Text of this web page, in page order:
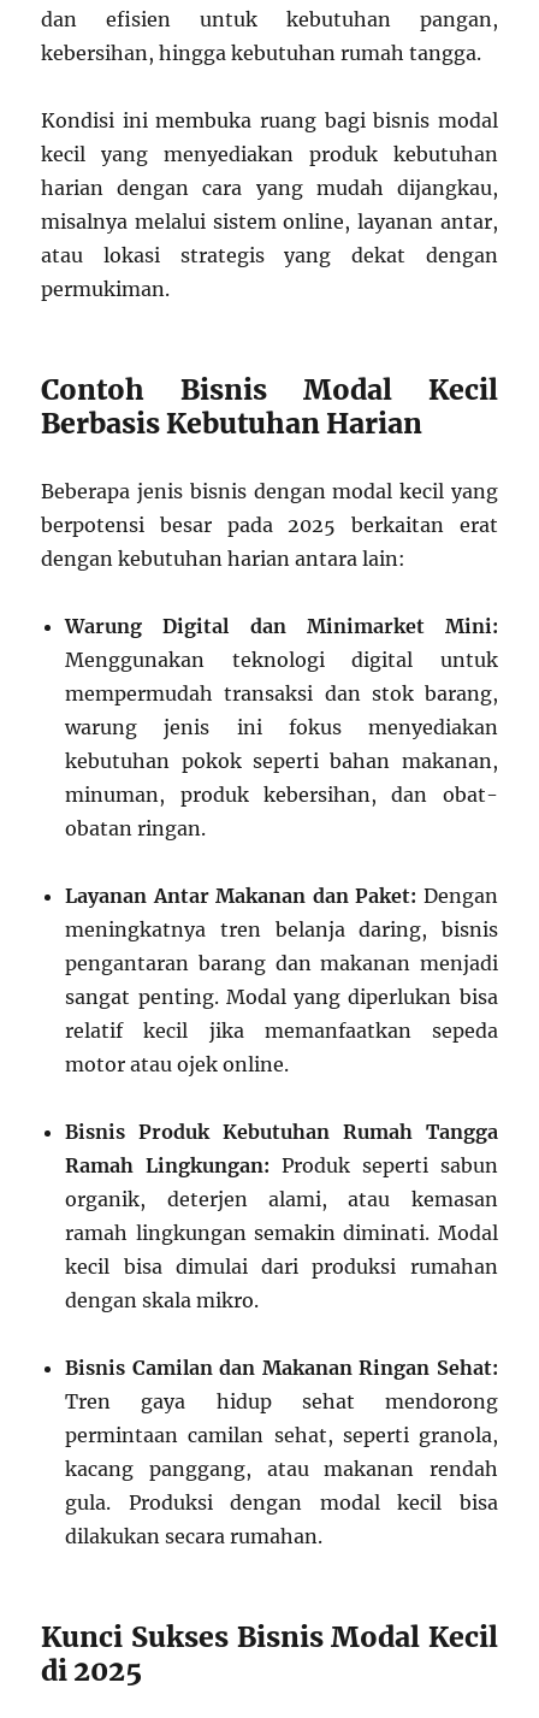
dan efisien untuk kebutuhan pangan,
kebersihan, hingga kebutuhan rumah tangga.
Kondisi ini membuka ruang bagi bisnis modal
kecil yang menyediakan produk kebutuhan
harian dengan cara yang mudah dijangkau,
misalnya melalui sistem online, layanan antar,
atau lokasi strategis yang dekat dengan
permukiman.
Contoh Bisnis Modal Kecil
Berbasis Kebutuhan Harian
Beberapa jenis bisnis dengan modal kecil yang
berpotensi besar pada 2025 berkaitan erat
dengan kebutuhan harian antara lain:
Warung Digital dan Minimarket Mini:
Menggunakan teknologi digital untuk
mempermudah transaksi dan stok barang,
warung jenis ini fokus menyediakan
kebutuhan pokok seperti bahan makanan,
minuman, produk kebersihan, dan obat-
obatan ringan.
Layanan Antar Makanan dan Paket: Dengan
meningkatnya tren belanja daring, bisnis
pengantaran barang dan makanan menjadi
sangat penting. Modal yang diperlukan bisa
relatif kecil jika memanfaatkan sepeda
motor atau ojek online.
Bisnis Produk Kebutuhan Rumah Tangga
Ramah Lingkungan: Produk seperti sabun
organik, deterjen alami, atau kemasan
ramah lingkungan semakin diminati. Modal
kecil bisa dimulai dari produksi rumahan
dengan skala mikro.
Bisnis Camilan dan Makanan Ringan Sehat:
Tren gaya hidup sehat mendorong
permintaan camilan sehat, seperti granola,
kacang panggang, atau makanan rendah
gula. Produksi dengan modal kecil bisa
dilakukan secara rumahan.
Kunci Sukses Bisnis Modal Kecil
di 2025